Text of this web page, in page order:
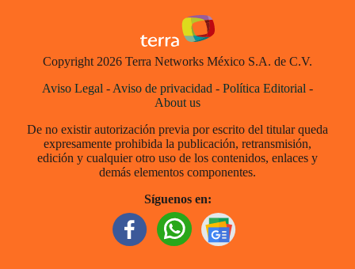
Copyright 2026 Terra Networks México S.A. de C.V.
Aviso Legal - Aviso de privacidad - Política Editorial -
About us
De no existir autorización previa por escrito del titular queda
expresamente prohibida la publicación, retransmisión,
edición y cualquier otro uso de los contenidos, enlaces y
demás elementos componentes.
Síguenos en: